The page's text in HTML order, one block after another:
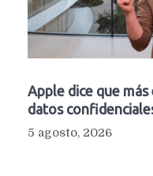
Apple dice que
datos
5 agosto, 2026